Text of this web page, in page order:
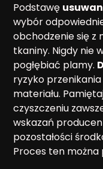
Podstawę
wybór
obchodzenie się z
tkaniny. Nigdy nie
pogłębiać plamy.
ryzyko
materiału.
czyszczeniu
wskazań
pozostałości
Proces ten można